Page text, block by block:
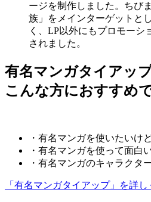
ージを制作しました。ちび
族」をメインターゲットと
く、LP以外にもプロモーシ
されました。
有名マンガタイアッ
こんな方におすすめ
・有名マンガを使いたいけ
・有名マンガを使って面白
・有名マンガのキャラクタ
「有名マンガタイアップ」を詳し